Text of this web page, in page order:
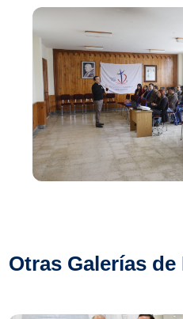
Otras Galerías de